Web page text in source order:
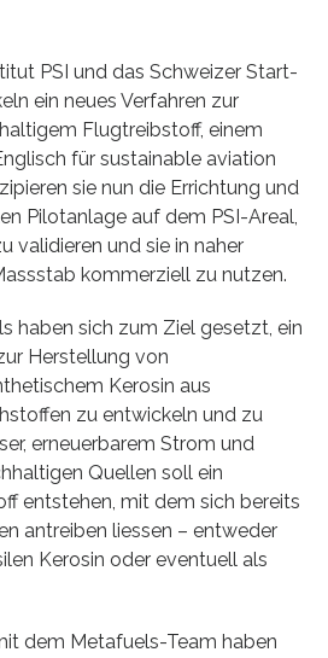
PSI und das Schweizer Start-
ein neues Verfahren zur
Flugtreibstoff, einem
für sustainable aviation
sie nun die Errichtung und
Pilotanlage auf dem PSI-Areal,
validieren und sie in naher
kommerziell zu nutzen.
haben sich zum Ziel gesetzt, ein
Herstellung von
Kerosin aus
zu entwickeln und zu
erneuerbarem Strom und
Quellen soll ein
entstehen, mit dem sich bereits
antreiben liessen – entweder
Kerosin oder eventuell als
dem Metafuels-Team haben